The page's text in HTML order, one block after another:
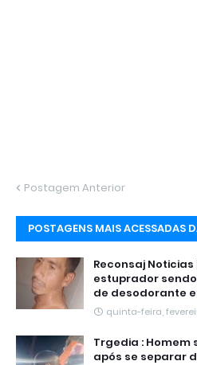
Postagem Anterior
POSTAGENS MAIS ACESSADAS
Reconsaj
estuprador
de desodorante
quinta-feira,
Trgedia : Homem
após se separar